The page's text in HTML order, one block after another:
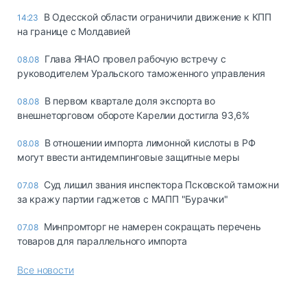
14:23
В Одесской области ограничили движение к КПП
на границе с Молдавией
08.08 Глава ЯНАО провел рабочую встречу с
руководителем Уральского таможенного управления
08.08 В первом квартале доля экспорта во
внешнеторговом обороте Карелии достигла 93,6%
08.08 В отношении импорта лимонной кислоты в РФ
могут ввести антидемпинговые защитные меры
07.08 Суд лишил звания инспектора Псковской таможни
за кражу партии гаджетов с МАПП "Бурачки"
07.08 Минпромторг не намерен сокращать перечень
товаров для параллельного импорта
Все новости